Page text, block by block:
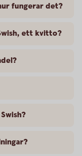
fungerar det?
ett kvitto?